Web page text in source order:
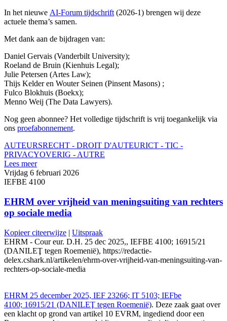
In het nieuwe AI-Forum tijdschrift (2026-1) brengen wij deze
actuele thema’s samen.
Met dank aan de bijdragen van:
Daniel Gervais (Vanderbilt University);
Roeland de Bruin (Kienhuis Legal);
Julie Petersen (Artes Law);
Thijs Kelder en Wouter Seinen (Pinsent Masons) ;
Fulco Blokhuis (Boekx);
Menno Weij (The Data Lawyers).
Nog geen abonnee? Het volledige tijdschrift is vrij toegankelijk via
ons proefabonnement.
AUTEURSRECHT - DROIT D'AUTEURICT - TIC -
PRIVACYOVERIG - AUTRE
Lees meer
Vrijdag 6 februari 2026
IEFBE 4100
EHRM over vrijheid van meningsuiting van rechters
op sociale media
Kopieer citeerwijze | Uitspraak
EHRM - Cour eur. D.H. 25 dec 2025,, IEFBE 4100; 16915/21
(DANILEŢ tegen Roemenië), https://redactie-
delex.cshark.nl/artikelen/ehrm-over-vrijheid-van-meningsuiting-van-
rechters-op-sociale-media
EHRM 25 december 2025, IEF 23266; IT 5103; IEFbe
4100; 16915/21 (DANILEŢ tegen Roemenië). Deze zaak gaat over
een klacht op grond van artikel 10 EVRM, ingediend door een